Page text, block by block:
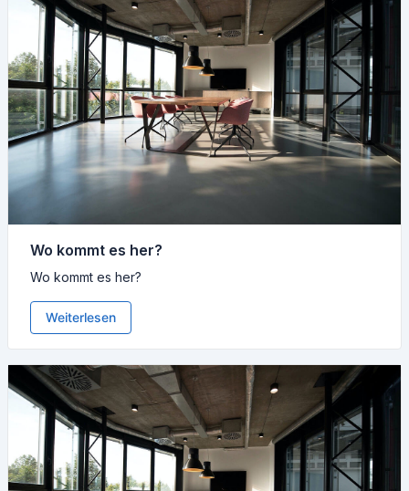
Wo kommt es her?
Wo kommt es her?
Weiterlesen